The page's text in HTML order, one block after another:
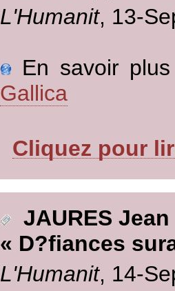
L'Humanit, 13-
En savoir
Gallica
Cliquez pour
JAURES Jean
« D?fiances
L'Humanit, 14-